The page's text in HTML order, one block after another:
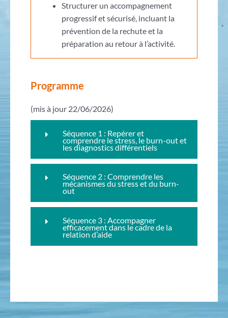
Structurer un accompagnement
progressif et sécurisé, incluant la
prévention de la rechute et la
préparation au retour à l’activité.
Programme
(mis à jour 22/06/2026)
Séquence 1 : Repérer et
comprendre le stress, le burn-out et
les diagnostics différentiels
Séquence 2 : Comprendre les
mécanismes du stress et du burn-
out
Séquence 3 : Accompagner
efficacement dans le cadre de la
relation d’aide